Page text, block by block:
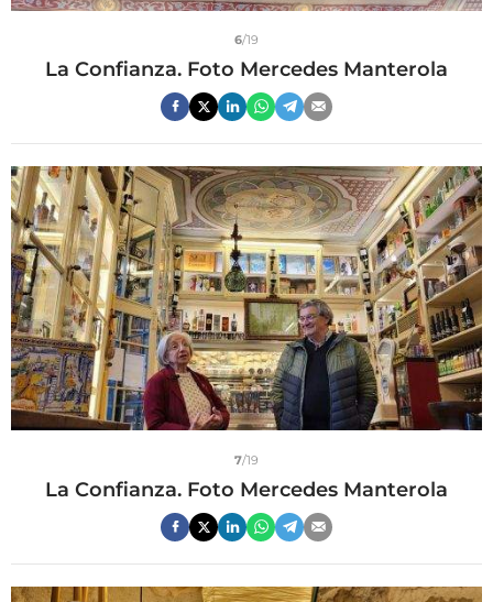
6/19
La Confianza. Foto Mercedes Manterola
7/19
La Confianza. Foto Mercedes Manterola